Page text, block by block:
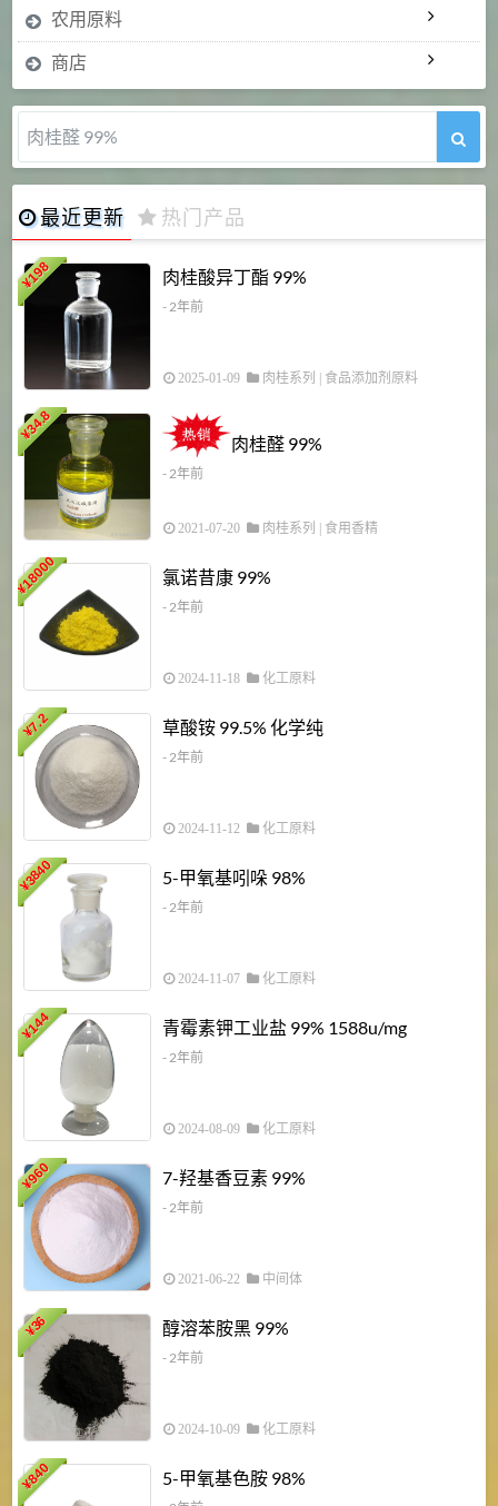
农用原料
商店
肉桂醛 99%
最近更新 热门产品
¥
198 肉桂酸异丁酯 99%
- 2年前
2025-01-09 肉桂系列 食品添加剂原料
¥
34.8
肉桂醛 99%
- 2年前
2021-07-20 肉桂系列 食用香精
¥
18000 氯诺昔康 99%
- 2年前
2024-11-18 化工原料
¥
7.2 草酸铵 99.5% 化学纯
- 2年前
2024-11-12 化工原料
¥
3840 5-甲氧基吲哚 98%
- 2年前
2024-11-07 化工原料
¥
144 青霉素钾工业盐 99% 1588u/mg
- 2年前
2024-08-09 化工原料
¥
960 7-羟基香豆素 99%
- 2年前
2021-06-22 中间体
¥
36 醇溶苯胺黑 99%
- 2年前
2024-10-09 化工原料
¥
840 5-甲氧基色胺 98%